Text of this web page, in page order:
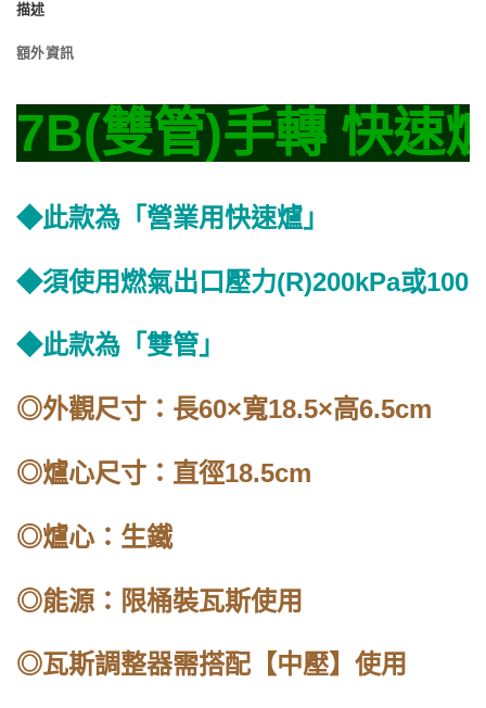
描述
額外資訊
7B(雙管)手轉 快速
◆此款為「營業用快速爐」
◆須使用燃氣出口壓力(R)200kPa或
◆此款為「雙管」
◎外觀尺寸：長60×寬18.5×高6.5cm
◎爐心尺寸：直徑18.5cm
◎爐心：生鐵
◎能源：限桶裝瓦斯使用
◎瓦斯調整器需搭配【中壓】使用